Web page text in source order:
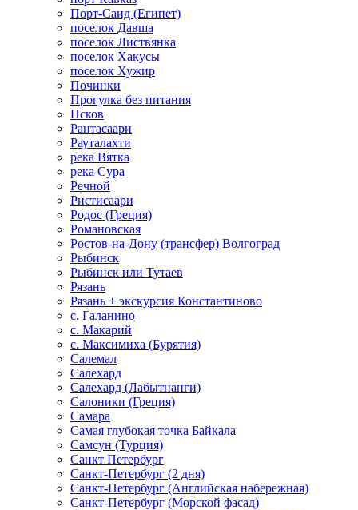
Порт-Саид (Египет)
поселок Давша
поселок Листвянка
поселок Хакусы
поселок Хужир
Починки
Прогулка без питания
Псков
Рантасаари
Рауталахти
река Вятка
река Сура
Речной
Ристисаари
Родос (Греция)
Романовская
Ростов-на-Дону (трансфер) Волгоград
Рыбинск
Рыбинск или Тутаев
Рязань
Рязань + экскурсия Константиново
с. Галанино
с. Макарий
с. Максимиха (Бурятия)
Салемал
Салехард
Салехард (Лабытнанги)
Салоники (Греция)
Самара
Самая глубокая точка Байкала
Самсун (Турция)
Санкт Петербург
Санкт-Петербург (2 дня)
Санкт-Петербург (Английская набережная)
Санкт-Петербург (Морской фасад)